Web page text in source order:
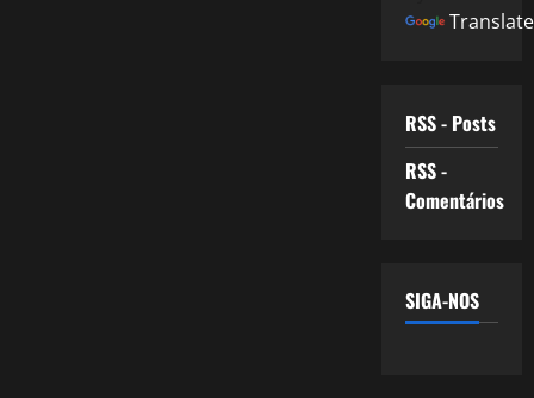
Translate
RSS - Posts
RSS -
Comentários
SIGA-NOS